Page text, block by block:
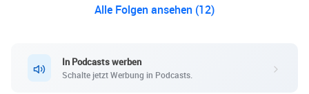
Alle Folgen ansehen (12)
In Podcasts werben
Schalte jetzt Werbung in Podcasts.